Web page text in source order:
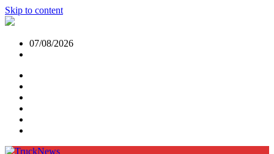
Skip to content
07/08/2026